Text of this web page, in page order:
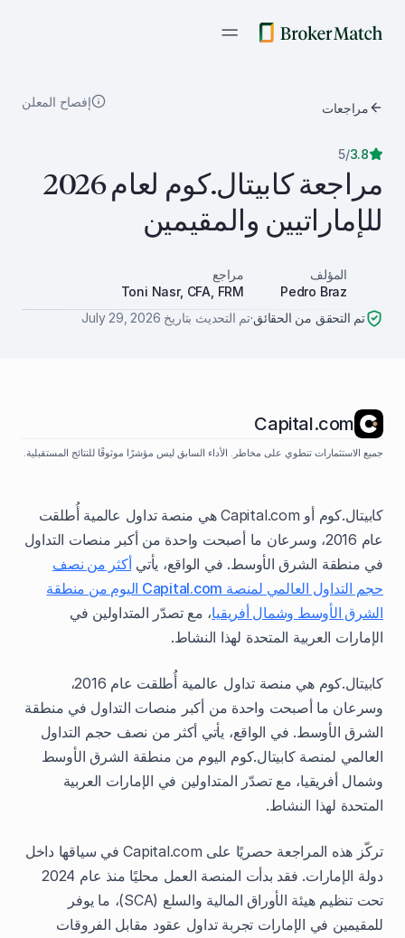
مراجعات إفصاح المعلن
3.8
/
5
مراجعة كابيتال.كوم لعام 2026
للإماراتيين والمقيمين
المؤلف
Pedro Braz
مراجع
Toni Nasr, CFA, FRM
تم التحقق من الحقائق·تم التحديث بتاريخ July 29, 2026
Capital.com
جميع الاستثمارات تنطوي على مخاطر. الأداء السابق ليس مؤشرًا موثوقًا للنتائج المستقبلية.
كابيتال.كوم أو Capital.com هي منصة تداول عالمية أُطلقت
عام 2016، وسرعان ما أصبحت واحدة من أكبر منصات التداول
في منطقة الشرق الأوسط. في الواقع، يأتيأكثر من نصف
حجم التداول العالمي لمنصة Capital.com اليوم من منطقة
الشرق الأوسط وشمال أفريقيا، مع تصدّر المتداولين في
الإمارات العربية المتحدة لهذا النشاط.
كابيتال.كوم هي منصة تداول عالمية أُطلقت عام 2016،
وسرعان ما أصبحت واحدة من أكبر منصات التداول في منطقة
الشرق الأوسط. في الواقع، يأتي أكثر من نصف حجم التداول
العالمي لمنصة كابيتال.كوم اليوم من منطقة الشرق الأوسط
وشمال أفريقيا، مع تصدّر المتداولين في الإمارات العربية
المتحدة لهذا النشاط.
تركّز هذه المراجعة حصريًا على Capital.com في سياقها داخل
دولة الإمارات. فقد بدأت المنصة العمل محليًا منذ عام 2024
تحت تنظيم هيئة الأوراق المالية والسلع (SCA)، ما يوفر
للمقيمين في الإمارات تجربة تداول عقود مقابل الفروقات